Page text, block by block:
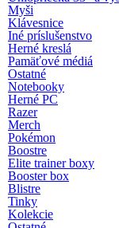
Myši
Klávesnice
Iné príslušenstvo
Herné kreslá
Pamäťové médiá
Ostatné
Notebooky
Herné PC
Razer
Merch
Pokémon
Boostre
Elite trainer boxy
Booster box
Blistre
Tinky
Kolekcie